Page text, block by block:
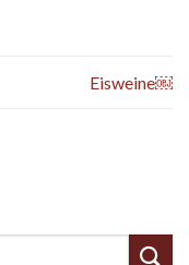
Eisweine￼